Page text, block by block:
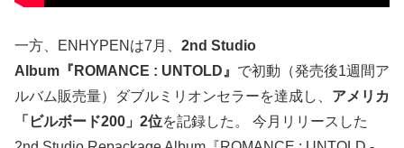
一方、ENHYPENは7月、 2nd Studio
Album『ROMANCE : UNTOLD』 で初動（発売後1週間ア
ルバム販売量）ダブルミリオンセラーを達成し、 アメリカ
「ビルボード200」2位を記録した。 今月リリースした